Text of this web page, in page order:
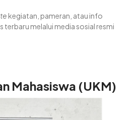
kegiatan, pameran, atau info
terbaru melalui media sosial resmi
Mahasiswa (UKM)